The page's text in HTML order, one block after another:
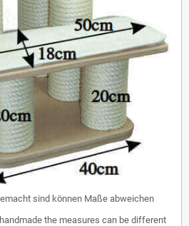
sind können Maße abweichen
the measures can be different